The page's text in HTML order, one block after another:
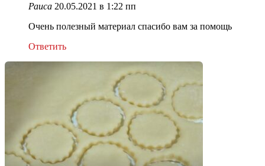
Раиса 20.05.2021 в 1:22 пп
Очень полезный материал спасибо вам за помощь
Ответить